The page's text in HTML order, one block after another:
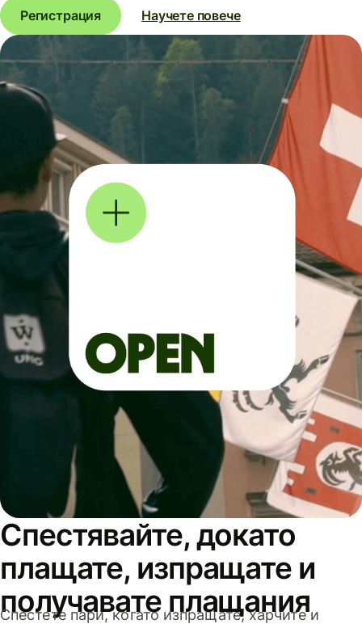
Регистрация Научете повече
Спестявайте, докато
плащате, изпращате и
получавате плащания
Спестете пари, когато изпращате, харчите и